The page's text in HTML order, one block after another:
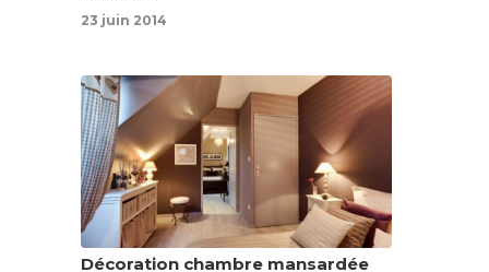
23 juin 2014
Décoration chambre mansardée